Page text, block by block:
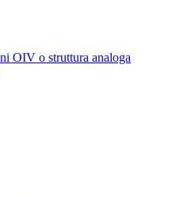
OIV o struttura analoga